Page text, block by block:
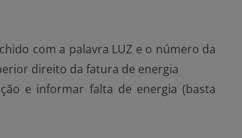
com a palavra LUZ e o número da
direito da fatura de energia
e informar falta de energia (basta